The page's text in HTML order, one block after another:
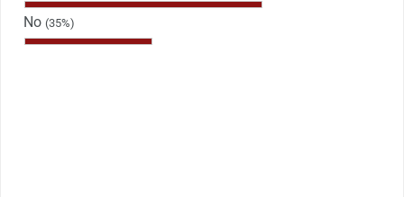
No (35%)